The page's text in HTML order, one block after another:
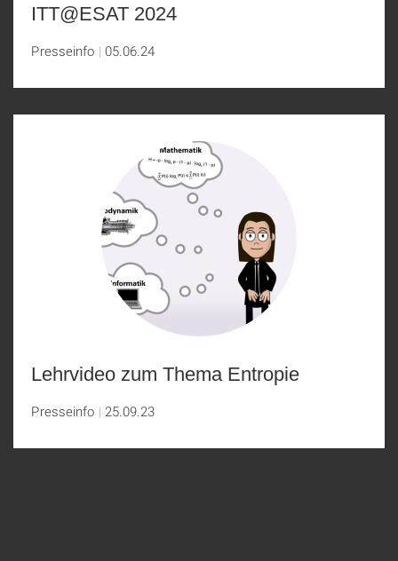
ITT@ESAT 2024
Presseinfo 05.06.24
Lehrvideo zum Thema Entropie
Presseinfo 25.09.23